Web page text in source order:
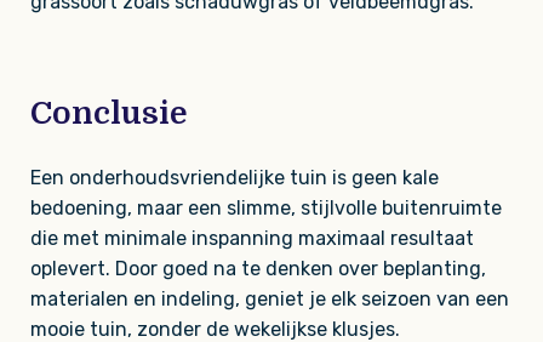
Conclusie
Een onderhoudsvriendelijke tuin is geen kale
bedoening, maar een slimme, stijlvolle buitenruimte
die met minimale inspanning maximaal resultaat
oplevert. Door goed na te denken over beplanting,
materialen en indeling, geniet je elk seizoen van een
mooie tuin, zonder de wekelijkse klusjes.